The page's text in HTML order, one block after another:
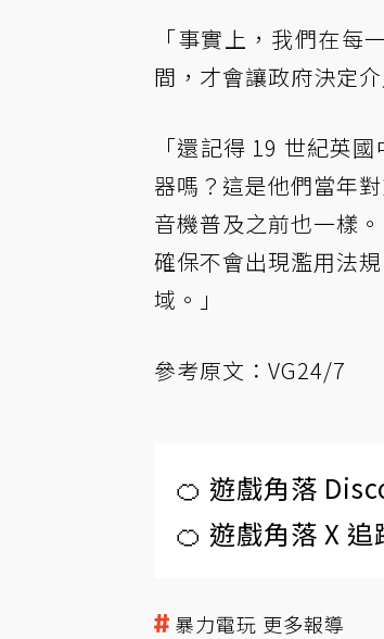
「事實上，我們在
間，才會讓政府決定
「還記得 19 世紀英
器嗎？這是他們當年
音機普及之前也一樣
確保不會出現濫用法
域。」
參考原文： VG24/7
🍊 遊戲角落
🍊 遊戲角落 X 追
暴力電玩 更多報導